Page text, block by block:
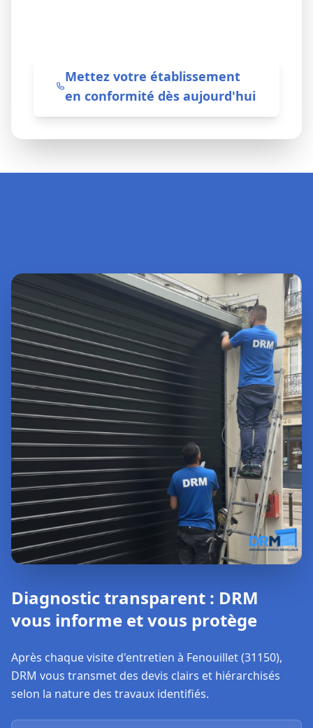
Mettez votre établissement
en conformité dès aujourd'hui
Diagnostic transparent : DRM
vous informe et vous protège
Après chaque visite d'entretien à Fenouillet (31150),
DRM vous transmet des devis clairs et hiérarchisés
selon la nature des travaux identifiés.